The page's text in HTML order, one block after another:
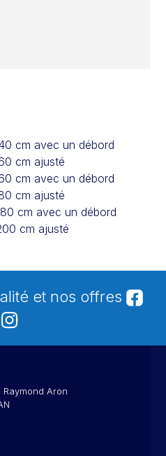
cm avec un débord
cm ajusté
cm avec un débord
cm ajusté
cm avec un débord
cm ajusté
et nos offres
Aron